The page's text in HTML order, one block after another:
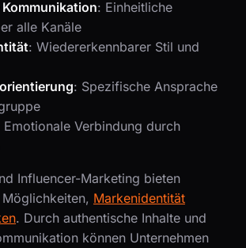
: Einheitliche
alle Kanäle
: Wiedererkennbarer Stil und
: Spezifische Ansprache
Emotionale Verbindung durch
Influencer-Marketing bieten
Markenidentität
. Durch authentische Inhalte und
können Unternehmen